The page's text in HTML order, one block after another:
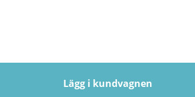
Lägg i kundvagnen